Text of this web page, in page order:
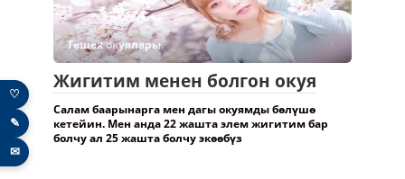
Төшөк окуялары.
Жигитим менен болгон окуя
Салам баарынарга мен дагы окуямды бөлүшө
кетейин. Мен анда 22 жашта элем жигитим бар
болчу ал 25 жашта болчу экөөбүз
♡
✎
✉